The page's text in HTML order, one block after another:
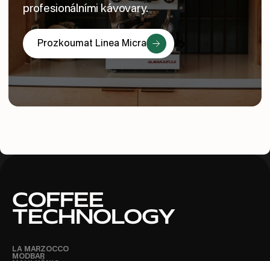
profesionálními kávovary.
Prozkoumat Linea Micra
COFFEE
TECHNOLOGY
LA MARZOCCO
MODBAR